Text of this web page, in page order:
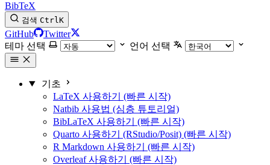
BibTeX
검색 CtrlK
GitHub
Twitter
테마 선택
언어 선택
기초
LaTeX 사용하기 (빠른 시작)
Natbib 사용법 (심층 튜토리얼)
BibLaTeX 사용하기 (빠른 시작)
Quarto 사용하기 (RStudio/Posit) (빠른 시작)
R Markdown 사용하기 (빠른 시작)
Overleaf 사용하기 (빠른 시작)